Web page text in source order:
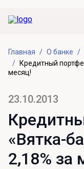
Главная О банке
Кредитный
месяц!
23.10.2013
«Вятка-
2,18% за